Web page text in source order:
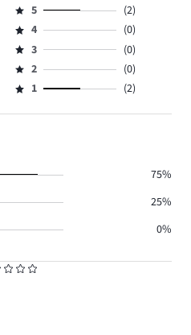
Ocena
5,
ilość
głosów
2.
5
(2)
Ocena
4,
ilość
głosów
4
(0)
Ocena
3,
ilość
3
(0)
Ocena
2,
2
(0)
Ocena
1,
1 (2)
75%
25%
0%